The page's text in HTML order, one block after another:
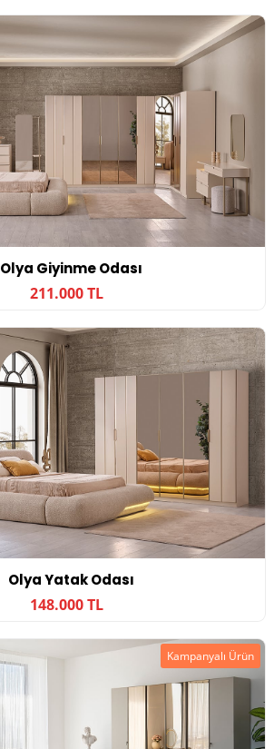
Olya Giyinme Odası
211.000 TL
Olya Yatak Odası
148.000 TL
Kampanyalı Ürün